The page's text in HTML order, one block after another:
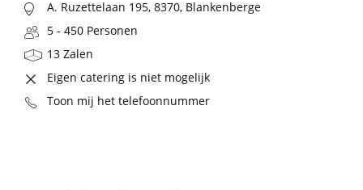
A. Ruzettelaan 195, 8370, Blankenberge
5 - 450 Personen
13 Zalen
Eigen catering is niet mogelijk
Toon mij het telefoonnummer